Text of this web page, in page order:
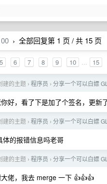
› 全部回复第 1 页 / 共 15 页
5 6 7 8 9 10 ... 15
建的主题 › 程序员 › 分享一个可以白嫖
好，看了下是加了个签名，更新
建的主题 › 程序员 › 分享一个可以白嫖
体的报错信息吗老哥
建的主题 › 程序员 › 分享一个可以白嫖
佬，我去 merge 一下 👍👍👍